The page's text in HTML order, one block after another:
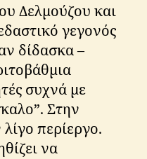
Δελμούζου και
γεγονός
δίδασκα –
συχνά με
Στην
περίεργο.
να